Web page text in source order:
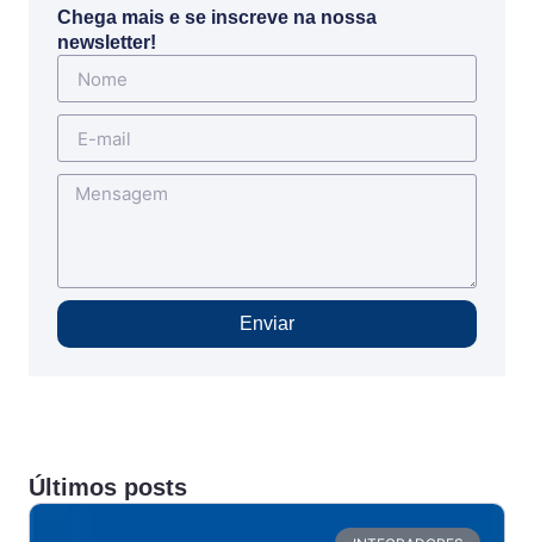
Chega mais e se inscreve na nossa
newsletter!
Enviar
Últimos posts